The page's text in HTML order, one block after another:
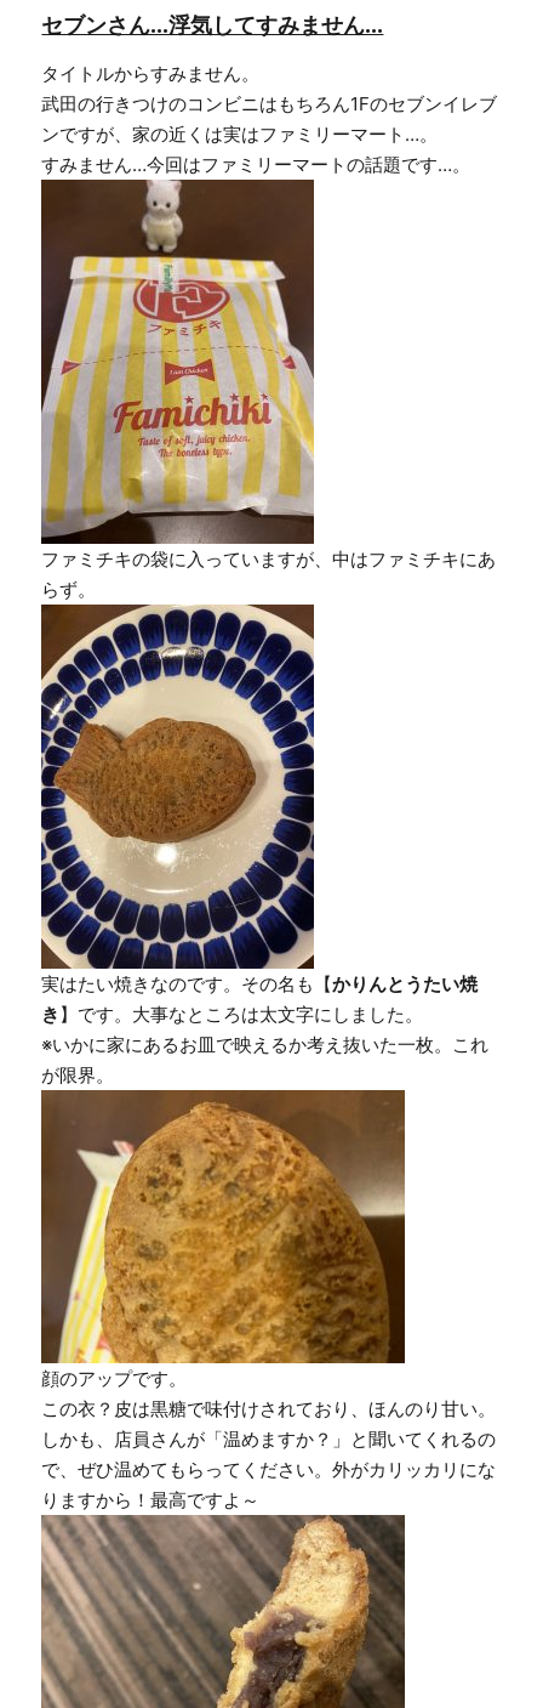
セブンさん…浮気してすみません…
タイトルからすみません。
武田の行きつけのコンビニはもちろん1Fのセブンイレブ
ンですが、家の近くは実はファミリーマート…。
すみません…今回はファミリーマートの話題です…。
ファミチキの袋に入っていますが、中はファミチキにあ
らず。
実はたい焼きなのです。その名も【かりんとうたい焼
き 】です。大事なところは太文字にしました。
※いかに家にあるお皿で映えるか考え抜いた一枚。これ
が限界。
顔のアップです。
この衣？皮は黒糖で味付けされており、ほんのり甘い。
しかも、店員さんが「温めますか？」と聞いてくれるの
で、ぜひ温めてもらってください。外がカリッカリにな
りますから！最高ですよ～